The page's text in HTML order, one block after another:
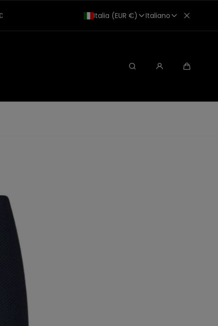
Italia (EUR €) Italiano
Ricerca